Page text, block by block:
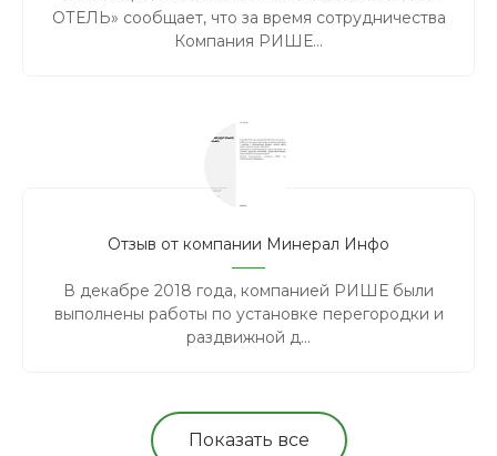
ОТЕЛЬ» сообщает, что за время сотрудничества
Компания РИШЕ...
Отзыв от компании Минерал Инфо
В декабре 2018 года, компанией РИШЕ были
выполнены работы по установке перегородки и
раздвижной д...
Показать все